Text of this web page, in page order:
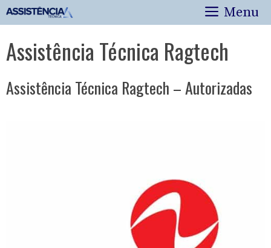
Pular
para
conteúdo
Menu
Assistência Técnica Ragtech
Assistência Técnica Ragtech – Autorizadas